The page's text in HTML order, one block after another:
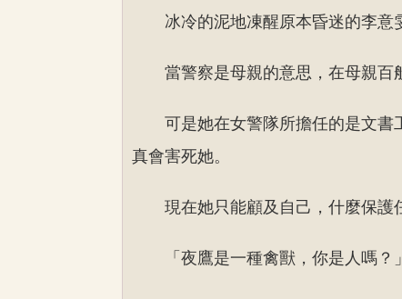
冰冷的泥地凍醒原本昏迷的李意
當警察是母親的意思，在母親百
可是她在女警隊所擔任的是文
真會害死她。
現在她只能顧及自己，什麼保護
「夜鷹是一種禽獸，你是人嗎？